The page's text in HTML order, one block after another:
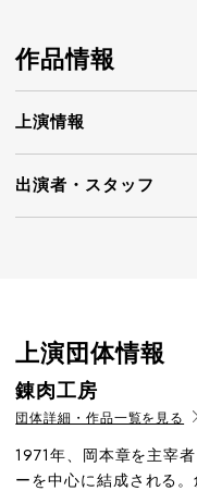
作品情報
上演情報
出演者・ スタッフ
上演団体情報
錬肉工房
団体詳細・作品一覧を見る
1971年、岡本章を主宰
ーを中心に結成される